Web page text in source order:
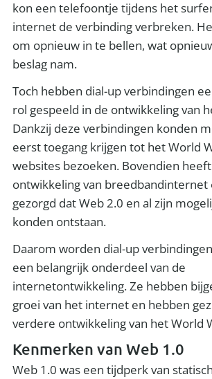
kon een telefoontje tijdens het
internet de verbinding verbreken.
om opnieuw in te bellen, wat
beslag nam.
Toch hebben dial-up verbindingen
rol gespeeld in de ontwikkeling van
Dankzij deze verbindingen konden
eerst toegang krijgen tot het World
websites bezoeken. Bovendien
ontwikkeling van
gezorgd dat Web 2.0 en al zijn
konden ontstaan.
Daarom worden dial-up
een belangrijk onderdeel van de
internetontwikkeling. Ze hebben
groei van het internet en hebben
verdere ontwikkeling van het World
Kenmerken van Web 1.0
Web 1.0 was een tijdperk van